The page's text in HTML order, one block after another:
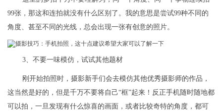
99张，那这和连拍就没有什么区别了。我的意思是尝试99种不同的
角度、甚至不同的光线，总会出现一张有创意的照片。
3、不要一味模仿，试试其他题材
刚开始拍照时，摄影新手们会去模仿其他优秀摄影师的作品，
这当然是好的，但是千万不要将自己“框”起来！反正手机随时随地都
可以拍，一旦发现有什么惊喜的画面，或者比较奇特的角度，都可